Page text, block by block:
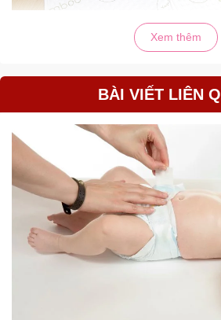
Xem thêm
BÀI VIẾT LIÊN